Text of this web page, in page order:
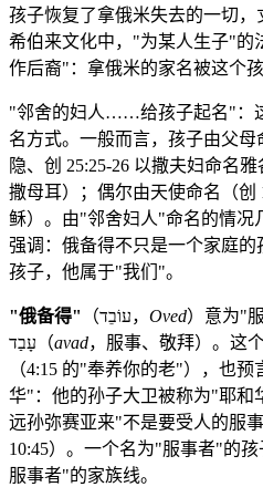
孩子恢复了拿俄米失去的一切
希伯来文化中，"为某人生子"的
作后裔"：拿俄米的家名被这个孩
"邻舍的妇人……给孩子起名"：
名方式。一般而言，孩子由父母
隐、创 25:25-26 以撒夫妇命名
撒母耳）；偶尔由天使命名（创
稣）。由"邻舍妇人"命名的情况
强调：俄备得不只是一个家庭
孩子，他属于"我们"。
"俄备得" （עוֹבֵד， Oved）意为"
עָבַד（avad，服事、敬拜）。这
（4:15 的"奉养你的老"），也
华"：他的孙子大卫被称为"耶和
远孙弥赛亚来"不是要受人的服
10:45）。一个名为"服事者"的
服事者"的家族线。